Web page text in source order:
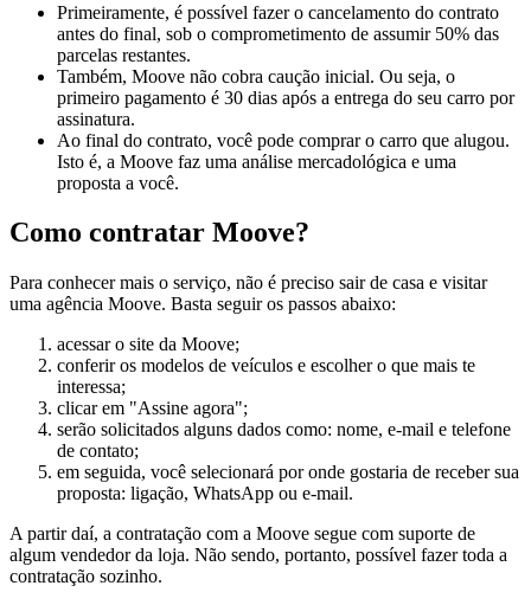
Primeiramente, é possível fazer o cancelamento do contrato
antes do final, sob o comprometimento de assumir 50% das
parcelas restantes.
Também, Moove não cobra caução inicial. Ou seja, o
primeiro pagamento é 30 dias após a entrega do seu carro por
assinatura.
Ao final do contrato, você pode comprar o carro que alugou.
Isto é, a Moove faz uma análise mercadológica e uma
proposta a você.
Como contratar Moove?
Para conhecer mais o serviço, não é preciso sair de casa e visitar
uma agência Moove. Basta seguir os passos abaixo:
acessar o site da Moove;
conferir os modelos de veículos e escolher o que mais te
interessa;
clicar em "Assine agora";
serão solicitados alguns dados como: nome, e-mail e telefone
de contato;
em seguida, você selecionará por onde gostaria de receber sua
proposta: ligação, WhatsApp ou e-mail.
A partir daí, a contratação com a Moove segue com suporte de
algum vendedor da loja. Não sendo, portanto, possível fazer toda a
contratação sozinho.